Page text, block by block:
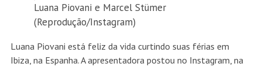
Luana Piovani e Marcel Stümer
(Reprodução/Instagram)
Luana Piovani está feliz da vida curtindo suas férias em
Ibiza, na Espanha. A apresentadora postou no Instagram, na